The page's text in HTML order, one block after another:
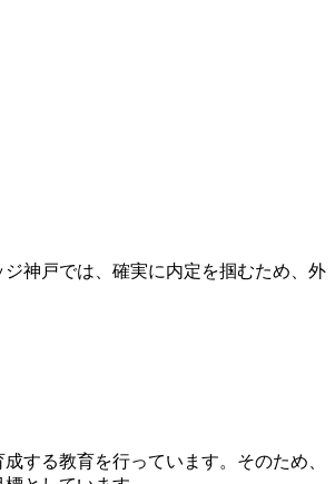
神戸では、確実に内定を掴むため、外
する教育を行っています。そのため、